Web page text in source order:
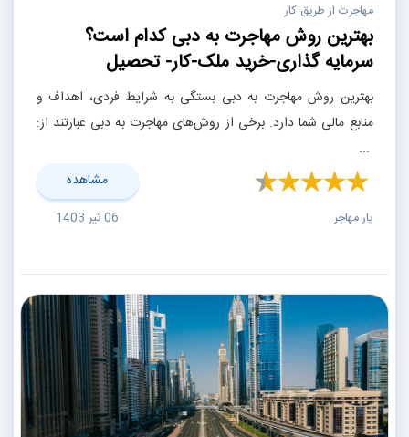
مهاجرت از طریق کار
بهترین روش مهاجرت به دبی کدام است؟
سرمایه گذاری-خرید ملک-کار- تحصیل
بهترین روش مهاجرت به دبی بستگی به شرایط فردی، اهداف و
منابع مالی شما دارد. برخی از روش‌های مهاجرت به دبی عبارتند از:
...
مشاهده
یار مهاجر 06 تیر 1403